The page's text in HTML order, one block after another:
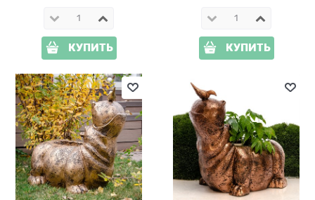
КУПИТЬ КУПИТЬ